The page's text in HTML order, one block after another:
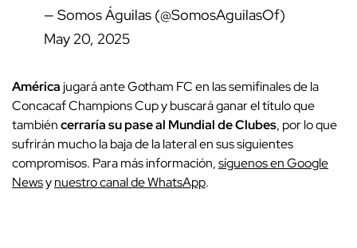
— Somos Águilas (@SomosAguilasOf)
May 20, 2025
Américajugará ante Gotham FC en las semifinales de la
Concacaf Champions Cup y buscará ganar el título que
tambiéncerraría su pase al Mundial de Clubes, por lo que
sufrirán mucho la baja de la lateral en sus siguientes
compromisos. Para más información,síguenos en Google
Newsynuestro canal de WhatsApp.